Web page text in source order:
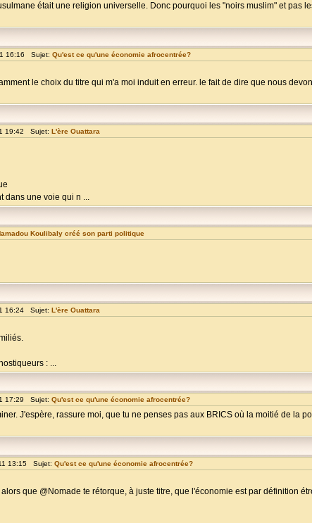
était une religion universelle. Donc pourquoi les "noirs muslim" et pas
16:16 Sujet: Qu'est ce qu'une économie afrocentrée?
le choix du titre qui m'a moi induit en erreur. le fait de dire que nous
19:42 Sujet: L'ère Ouattara
dans une voie qui n ...
Koulibaly créé son parti politique
16:24 Sujet: L'ère Ouattara
: ...
17:29 Sujet: Qu'est ce qu'une économie afrocentrée?
J'espère, rassure moi, que tu ne penses pas aux BRICS où la moitié de la
13:15 Sujet: Qu'est ce qu'une économie afrocentrée?
que @Nomade te rétorque, à juste titre, que l'économie est par définition